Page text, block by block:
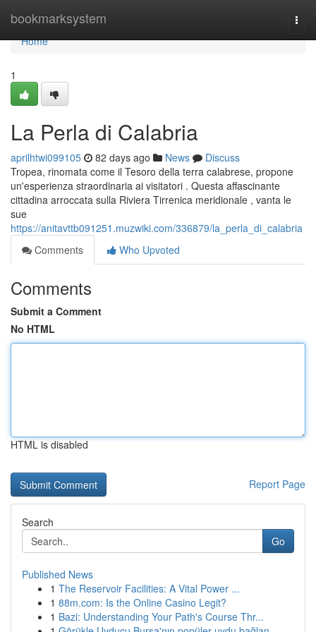
bookmarksystem
Home
Home
1
La Perla di Calabria
aprilhtwi099105 82 days ago News
Discuss
Tropea, rinomata come il Tesoro della terra calabrese, propone
un'esperienza straordinaria ai visitatori . Questa affascinante
cittadina arroccata sulla Riviera Tirrenica meridionale , vanta le
sue
https://anitavttb091251.muzwiki.com/336879/la_perla_di_calabria
Comments
Who Upvoted
Comments
Submit a Comment
No HTML
HTML is disabled
Report Page
Search
Go
Published News
1 The Reservoir Facilities: A Vital Power ...
1 88m.com: Is the Online Casino Legit?
1 Bazi: Understanding Your Path's Course Thr...